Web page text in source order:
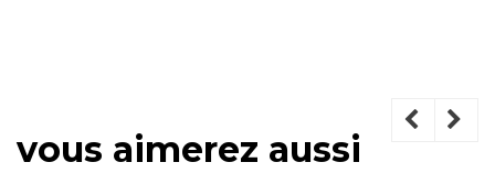
vous aimerez aussi